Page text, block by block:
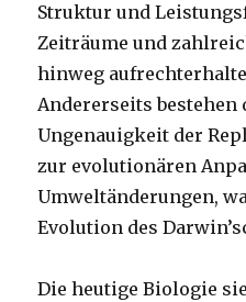
Struktur und
Zeiträume und
hinweg
Andererseits bestehen
Ungenauigkeit der
zur evolutionären
Umweltänderungen,
Evolution des
Die heutige Biologie